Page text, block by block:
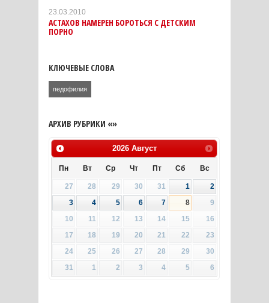
23.03.2010
АСТАХОВ НАМЕРЕН БОРОТЬСЯ С ДЕТСКИМ
ПОРНО
КЛЮЧЕВЫЕ СЛОВА
педофилия
АРХИВ РУБРИКИ «»
2026 Август
Пн Вт Ср Чт Пт Сб Вс
27 28 29 30 31 1
2
3
4 5 6 7 8
9
10
11 12 13 14 15
16
17
18 19 20 21 22
23
24
25 26 27 28 29
30
31
1 2 3 4 5 6